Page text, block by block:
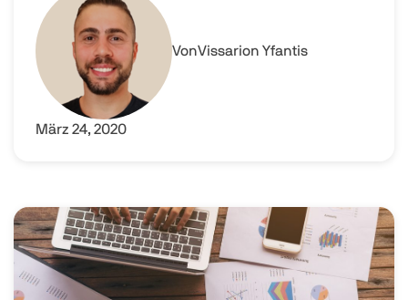
VonVissarion Yfantis
März 24, 2020
Image